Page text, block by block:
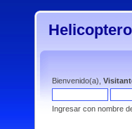
Bienvenido(a),
Ingresar con nombre